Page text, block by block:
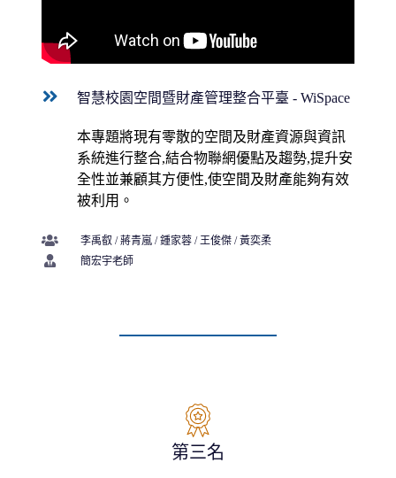
智慧校園空間暨財產管理整合平臺 - WiSpace
本專題將現有零散的空間及財產資源與資訊
系統進行整合,結合物聯網優點及趨勢,提升安
全性並兼顧其方便性,使空間及財產能夠有效
被利用。
李禹叡 /蔣青嵐/鍾家蓉/王俊傑/黃奕柔
簡宏宇老師
第三名